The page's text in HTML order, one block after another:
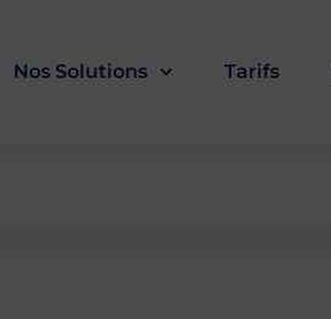
Nos Solutions Tarifs